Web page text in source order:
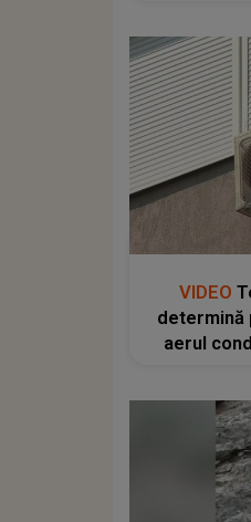
VIDEO
determină
aerul